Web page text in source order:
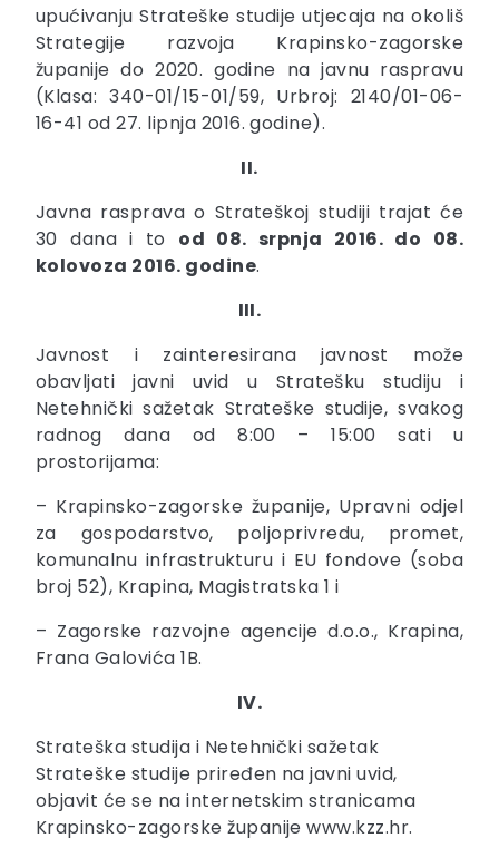
upućivanju Strateške studije utjecaja na okoliš
Strategije razvoja Krapinsko-zagorske
županije do 2020. godine na javnu raspravu
(Klasa: 340-01/15-01/59, Urbroj: 2140/01-06-
16-41 od 27. lipnja 2016. godine).
II.
Javna rasprava o Strateškoj studiji trajat će
30 dana i to od 08. srpnja 2016. do 08.
kolovoza 2016. godine.
III.
Javnost i zainteresirana javnost može
obavljati javni uvid u Stratešku studiju i
Netehnički sažetak Strateške studije, svakog
radnog dana od 8:00 – 15:00 sati u
prostorijama:
– Krapinsko-zagorske županije, Upravni odjel
za gospodarstvo, poljoprivredu, promet,
komunalnu infrastrukturu i EU fondove (soba
broj 52), Krapina, Magistratska 1 i
– Zagorske razvojne agencije d.o.o., Krapina,
Frana Galovića 1B.
IV.
Strateška studija i Netehnički sažetak
Strateške studije priređen na javni uvid,
objavit će se na internetskim stranicama
Krapinsko-zagorske županije www.kzz.hr.